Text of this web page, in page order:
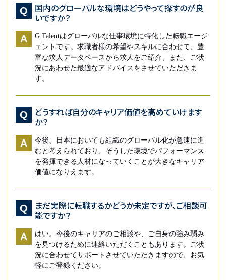
Q
国内のグローバルな環境はどうやって探すのが良
いですか？
A
G Talentはグローバルな仕事環境に特化した転職エージ
ェントです。求職者様の希望やスキルに合わせて、豊
富な求人データベースから求人をご紹介、また、ご状
況にあわせた最適なアドバイスをさせていただきま
す。
Q
どうすれば自分のキャリア価値を高めていけます
か？
A
今後、日本においても組織のグローバル化が急速に進
むと考えられており、そうした環境でパフォーマンス
を発揮できる人材になっていくことが大きなキャリア
価値になりえます。
Q
まだ実際に転職するかどうか未定ですが、ご相談可
能ですか？
A
はい。今後のキャリアのご相談や、ご自身の強み弱み
を見つけるために連絡いただくこともあります。ご状
況に合わせてサポートさせていただきますので、お気
軽にご登録ください。